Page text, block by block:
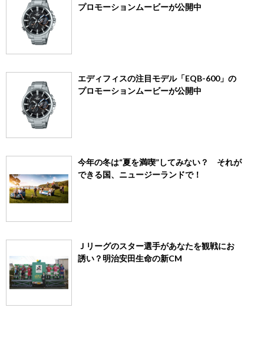
プロモーションムービーが公開中
エディフィスの注目モデル「EQB-600」の
プロモーションムービーが公開中
今年の冬は“夏を満喫”してみない？ それが
できる国、ニュージーランドで！
Ｊリーグのスター選手があなたを観戦にお
誘い？明治安田生命の新CM